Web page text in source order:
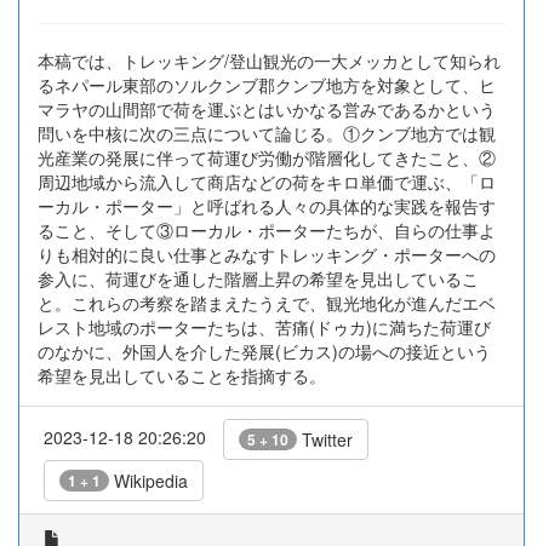
本稿では、トレッキング/登山観光の一大メッカとして知られ
るネパール東部のソルクンブ郡クンブ地方を対象として、ヒ
マラヤの山間部で荷を運ぶとはいかなる営みであるかという
問いを中核に次の三点について論じる。①クンブ地方では観
光産業の発展に伴って荷運び労働が階層化してきたこと、②
周辺地域から流入して商店などの荷をキロ単価で運ぶ、「ロ
ーカル・ポーター」と呼ばれる人々の具体的な実践を報告す
ること、そして③ローカル・ポーターたちが、自らの仕事よ
りも相対的に良い仕事とみなすトレッキング・ポーターへの
参入に、荷運びを通した階層上昇の希望を見出しているこ
と。これらの考察を踏まえたうえで、観光地化が進んだエベ
レスト地域のポーターたちは、苦痛(ドゥカ)に満ちた荷運び
のなかに、外国人を介した発展(ビカス)の場への接近という
希望を見出していることを指摘する。
2023-12-18 20:26:20 5 + 10 Twitter
1 + 1 Wikipedia